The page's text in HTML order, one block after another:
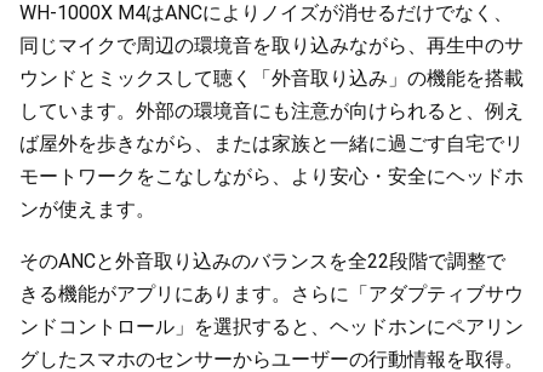
WH-1000X M4はANCによりノイズが消せるだけでなく、
同じマイクで周辺の環境音を取り込みながら、再生中のサ
ウンドとミックスして聴く「外音取り込み」の機能を搭載
しています。外部の環境音にも注意が向けられると、例え
ば屋外を歩きながら、または家族と一緒に過ごす自宅でリ
モートワークをこなしながら、より安心・安全にヘッドホ
ンが使えます。
そのANCと外音取り込みのバランスを全22段階で調整で
きる機能がアプリにあります。さらに「アダプティブサウ
ンドコントロール」を選択すると、ヘッドホンにペアリン
グしたスマホのセンサーからユーザーの行動情報を取得。